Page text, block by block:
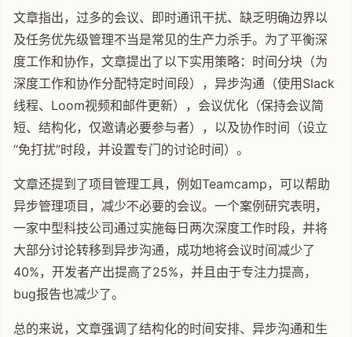
文章指出，过多的会议、即时通讯干扰、缺乏明确边界以
及任务优先级管理不当是常见的生产力杀手。为了平衡深
度工作和协作，文章提出了以下实用策略：时间分块（为
深度工作和协作分配特定时间段），异步沟通（使用Slack
线程、Loom视频和邮件更新），会议优化（保持会议简
短、结构化，仅邀请必要参与者），以及协作时间（设立
“免打扰”时段，并设置专门的讨论时间）。
文章还提到了项目管理工具，例如Teamcamp，可以帮助
异步管理项目，减少不必要的会议。一个案例研究表明，
一家中型科技公司通过实施每日两次深度工作时段，并将
大部分讨论转移到异步沟通，成功地将会议时间减少了
40%，开发者产出提高了25%，并且由于专注力提高，
bug报告也减少了。
总的来说，文章强调了结构化的时间安排、异步沟通和生